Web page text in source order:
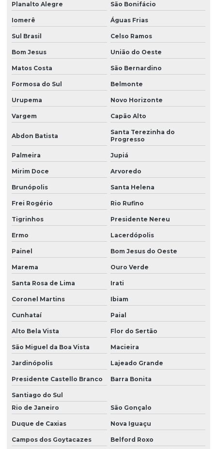
Planalto Alegre São Bonifácio
Iomerê Águas Frias
Sul Brasil Celso Ramos
Bom Jesus União do Oeste
Matos Costa São Bernardino
Formosa do Sul Belmonte
Urupema Novo Horizonte
Vargem Capão Alto
Abdon Batista
Santa Terezinha do
Progresso
Palmeira Jupiá
Mirim Doce Arvoredo
Brunópolis Santa Helena
Frei Rogério Rio Rufino
Tigrinhos Presidente Nereu
Ermo Lacerdópolis
Painel Bom Jesus do Oeste
Marema Ouro Verde
Santa Rosa de Lima Irati
Coronel Martins Ibiam
Cunhataí Paial
Alto Bela Vista Flor do Sertão
São Miguel da Boa Vista Macieira
Jardinópolis Lajeado Grande
Presidente Castello Branco Barra Bonita
Santiago do Sul
Rio de Janeiro
São Gonçalo
Duque de Caxias Nova Iguaçu
Campos dos Goytacazes Belford Roxo